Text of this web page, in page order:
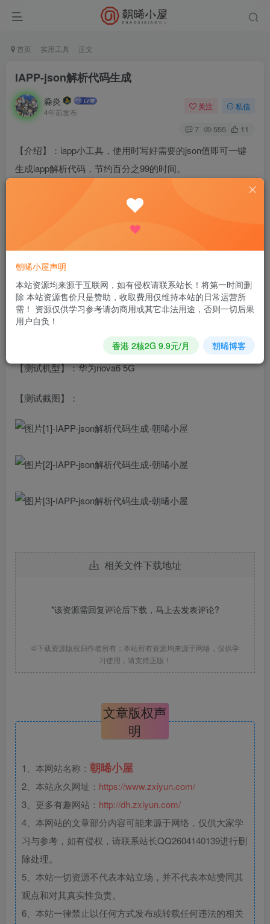
首页 实用工具 正文
IAPP-json解析代码生成
淼炎
4年前发布
关注 私信
7 555 11
【介绍】：iapp小工具，使用时写好需要的json值即可一键
生成iapp解析代码，节约百分之99的时间。
iapp小白不知道怎么json解析数据 那就下载使用吧，输入
json值自动生成，（包涵json对象的iapp列表写法代码）
【应用大小】：2.6MB
【测试机型】：华为nova6 5G
【测试截图】：
相关文件下载地址
*该资源需回复评论后下载，马上去发表评论?
©下载资源版权归作者所有；本站所有资源均来源于网络，仅供学
习使用，请支持正版！
文章版权声
明
1、本网站名称： 朝晞小屋
2、本站永久网址： https://www.zxiyun.com/
3、更多有趣网站： http://dh.zxiyun.com/
4、本网站的文章部分内容可能来源于网络，仅供大家学
习与参考，如有侵权，请联系站长QQ2604140139进行删
除处理。
5、本站一切资源不代表本站立场，并不代表本站赞同其
观点和对其真实性负责。
6、本站一律禁止以任何方式发布或转载任何违法的相关
朝晞小屋声明
本站资源均来源于互联网，如有侵权请联系站长！将第一时间删
除 本站资源售价只是赞助，收取费用仅维持本站的日常运营所
需！ 资源仅供学习参考请勿商用或其它非法用途，否则一切后果
用户自负！
香港 2核2G 9.9元/月 朝晞博客